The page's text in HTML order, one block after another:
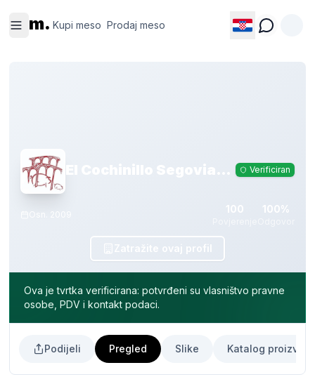
m. Kupi meso Prodaj meso
meso
meso
El Cochinillo Segoviano SL Verificiran
Osn. 2009 100 100%
Zatražite ovaj profil
Ova je tvrtka verificirana: potvrđeni su vlasništvo pravne
osobe, PDV i kontakt podaci.
Podijeli Pregled Slike Katalog